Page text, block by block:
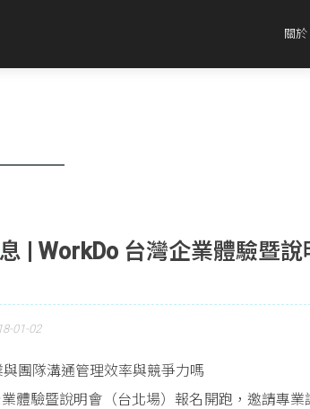
關於
| WorkDo 台灣企業體驗暨
01-02
團隊溝通管理效率與競爭力嗎
體驗暨說明會（台北場）報名開跑，邀請專